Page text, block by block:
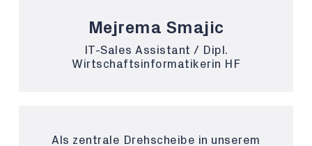
Mejrema Smajic
IT-Sales Assistant / Dipl.
Wirtschaftsinformatikerin HF
Als zentrale Drehscheibe in unserem